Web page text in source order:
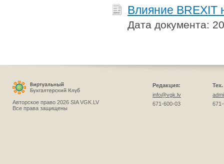
Влияние BREXIT
Дата документа:
Авторское право 2026 SIA VGK.LV
Все права защищены
Редакция:
info@vgk.lv
671-600-03